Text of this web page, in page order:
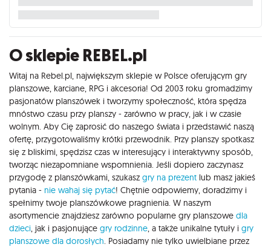
O sklepie REBEL.pl
Witaj na Rebel.pl, największym sklepie w Polsce oferującym gry
planszowe, karciane, RPG i akcesoria! Od 2003 roku gromadzimy
pasjonatów planszówek i tworzymy społeczność, która spędza
mnóstwo czasu przy planszy - zarówno w pracy, jak i w czasie
wolnym. Aby Cię zaprosić do naszego świata i przedstawić naszą
ofertę, przygotowaliśmy krótki przewodnik. Przy planszy spotkasz
się z bliskimi, spędzisz czas w interesujący i interaktywny sposób,
tworząc niezapomniane wspomnienia. Jeśli dopiero zaczynasz
przygodę z planszówkami, szukasz gry na prezent lub masz jakieś
pytania - nie wahaj się pytać! Chętnie odpowiemy, doradzimy i
spełnimy twoje planszówkowe pragnienia. W naszym
asortymencie znajdziesz zarówno popularne gry planszowe dla
dzieci, jak i pasjonujące gry rodzinne, a także unikalne tytuły i gry
planszowe dla dorosłych. Posiadamy nie tylko uwielbiane przez